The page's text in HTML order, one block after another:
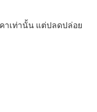
าเท่านั้น แต่ปลดปล่อย